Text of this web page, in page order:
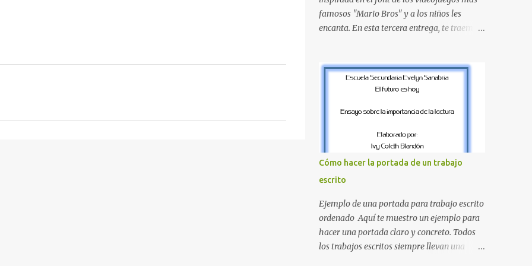
proyecte una imagen más organizada y
profesional. ¿Por qué son importantes los
quienes visitan la institución por primera
vez, encontrar la biblioteca, la dirección o un
aula específica puede resultar c...
famosos "Mario Bros" y a los niños les
encanta. En esta tercera entrega, te traemos
que hemos incluido la letra Ñ , esencial para
todos nuestros proyectos en español. Bloque
la Q ¿Qué incluye este bloque de letras? En
imágenes individuales en alta resolución de
las siguientes letras: Letras vibrantes : La J y
la M en el clásico rojo de la gorra de Mario.
Tonos azules : La K y la Ñ , que destacan por
su diseño limpio y audaz. Colores
secundarios : La L y la Q en amarillo
brillante, junto con la N y la P en un verde
inspirado en los niveles de los juegos.
Cómo hacer la portada de un trabajo
escrito
Ejemplo de una portada para trabajo escrito
ordenado Aquí te muestro un ejemplo para
hacer una portada claro y concreto. Todos
los trabajos escritos siempre llevan una